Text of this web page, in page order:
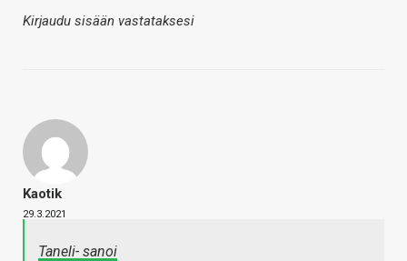
Kirjaudu sisään vastataksesi
Kaotik
29.3.2021
Taneli- sanoi